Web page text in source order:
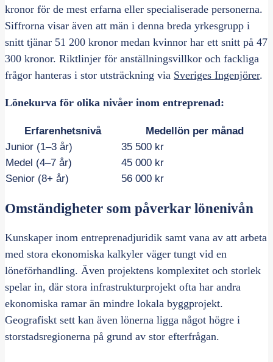
kronor för de mest erfarna eller specialiserade personerna.
Siffrorna visar även att män i denna breda yrkesgrupp i
snitt tjänar 51 200 kronor medan kvinnor har ett snitt på 47
300 kronor. Riktlinjer för anställningsvillkor och fackliga
frågor hanteras i stor utsträckning via Sveriges Ingenjörer.
Lönekurva för olika nivåer inom entreprenad:
Erfarenhetsnivå
Medellön per månad
Junior (1–3 år)
35 500 kr
Medel (4–7 år)
45 000 kr
Senior (8+ år)
56 000 kr
Omständigheter som påverkar lönenivån
Kunskaper inom entreprenadjuridik samt vana av att arbeta
med stora ekonomiska kalkyler väger tungt vid en
löneförhandling. Även projektens komplexitet och storlek
spelar in, där stora infrastrukturprojekt ofta har andra
ekonomiska ramar än mindre lokala byggprojekt.
Geografiskt sett kan även lönerna ligga något högre i
storstadsregionerna på grund av stor efterfrågan.